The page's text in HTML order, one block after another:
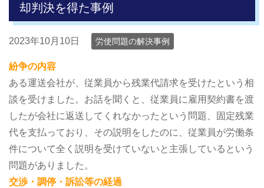
却判決を得た事例
2023年10月10日 労使問題の解決事例
紛争の内容
ある運送会社が、従業員から残業代請求を受けたという相
談を受けました。お話を聞くと、従業員に雇用契約書を渡
したが会社に返送してくれなかったという問題、固定残業
代を支払っており、その説明をしたのに、従業員が労働条
件について全く説明を受けていないと主張しているという
問題がありました。
交渉・調停・訴訟等の経過